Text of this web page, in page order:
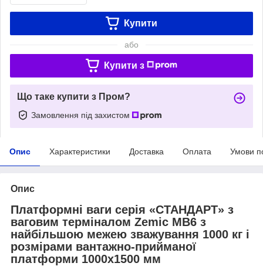
Купити
або
Купити з
Що таке купити з Пром?
Замовлення під захистом
Опис Характеристики Доставка Оплата Умови
Опис
Платформні ваги серія «СТАНДАРТ» з
ваговим терміналом Zemic MB6 з
найбільшою межею зважування 1000 кг і
розмірами вантажно-прийманої
платформи 1000х1500 мм